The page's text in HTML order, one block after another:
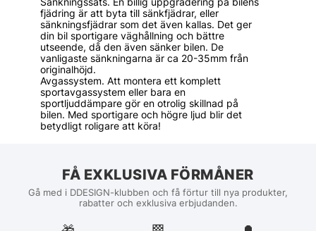
Sänkningssats. En billig uppgradering på bilens
fjädring är att byta till sänkfjädrar, eller
sänkningsfjädrar som det även kallas. Det ger
din bil sportigare väghållning och bättre
utseende, då den även sänker bilen. De
vanligaste sänkningarna är ca 20-35mm från
originalhöjd.
Avgassystem. Att montera ett komplett
sportavgassystem eller bara en
sportljuddämpare gör en otrolig skillnad på
bilen. Med sportigare och högre ljud blir det
betydligt roligare att köra!
FÅ EXKLUSIVA FÖRMÅNER
Gå med i DDESIGN-klubben och få förtur till nya produkter,
rabatter och exklusiva erbjudanden.